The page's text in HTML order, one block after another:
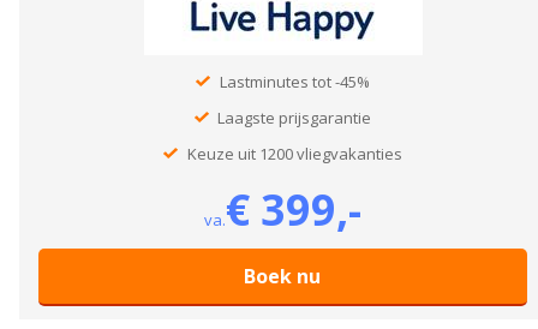
Lastminutes tot -45%
Laagste prijsgarantie
Keuze uit 1200 vliegvakanties
va.€ 399,-
Boek nu